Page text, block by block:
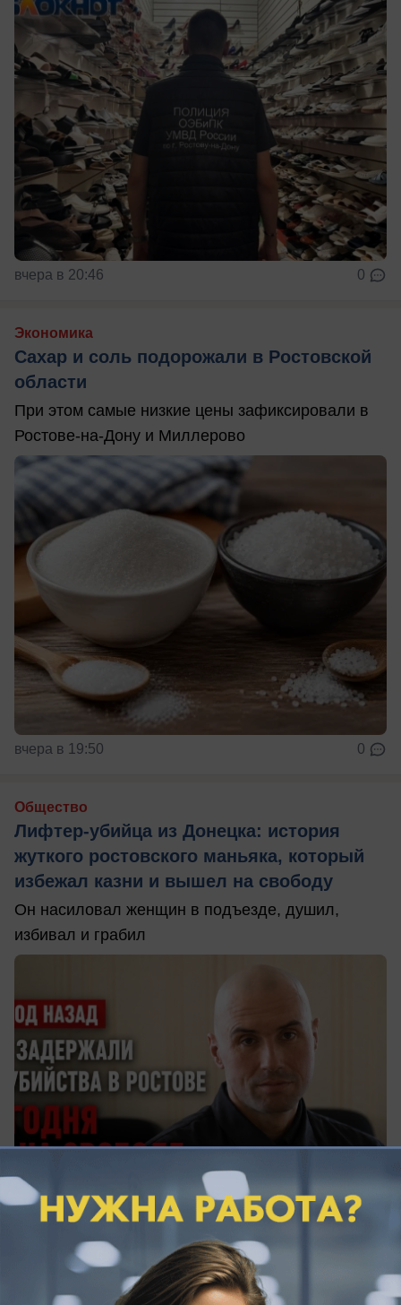
вчера в 20:46 0
Экономика
Сахар и соль подорожали в Ростовской
области
При этом самые низкие цены зафиксировали в
Ростове-на-Дону и Миллерово
вчера в 19:50 0
Общество
Лифтер-убийца из Донецка: история
жуткого ростовского маньяка, который
избежал казни и вышел на свободу
Он насиловал женщин в подъезде, душил,
избивал и грабил
вчера в 19:00